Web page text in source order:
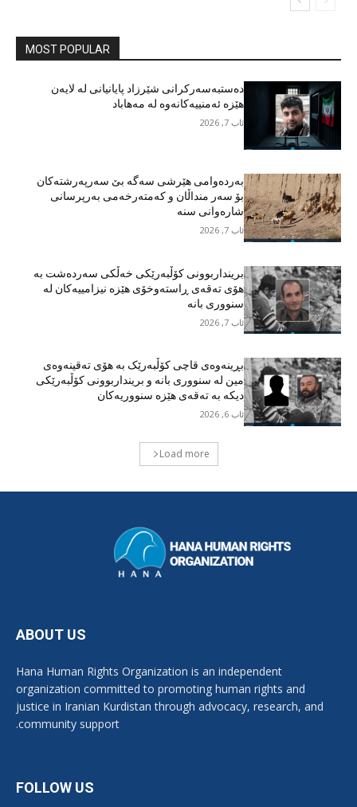
MOST POPULAR
دەستبەسەرکرانی شێرزاد پایانیانی لە لایەن
هێزە ئەمنییەکانەوە لە مەهاباد
ئاب 7, 2026
بەردەوامی هێرشی سەگە بێ سەرپەرشتەکان
بۆ سەر منداڵان و کەمتەرخەمی بەرپرسانی
شارەوانی سنە
ئاب 7, 2026
برینداربوونی کۆڵبەرێکی خەڵکی سەردەشت بە
هۆی تەقەی ڕاستەوخۆی هێزە نیزامییەکان لە
سنووری بانە
ئاب 7, 2026
بڕینەوەی قاچی کۆڵبەرێک بە هۆی تەقینەوەی
مین لە سنووری بانە و برینداربوونی کۆڵبەرێکی
دیکە بە تەقەی هێزە سنووریەکان
ئاب 6, 2026
Load more
ABOUT US
Hana Human Rights Organization is an independent
organization committed to promoting human rights and
justice in Iranian Kurdistan through advocacy, research, and
community support.
FOLLOW US